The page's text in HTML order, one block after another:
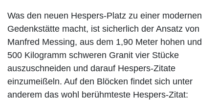
Was den neuen Hespers-Platz zu einer modernen
Gedenkstätte macht, ist sicherlich der Ansatz von
Manfred Messing, aus dem 1,90 Meter hohen und
500 Kilogramm schweren Granit vier Stücke
auszuschneiden und darauf Hespers-Zitate
einzumeißeln. Auf den Blöcken findet sich unter
anderem das wohl berühmteste Hespers-Zitat: